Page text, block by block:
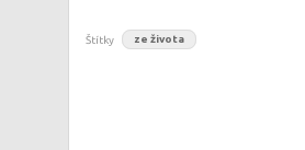
Štítky ze života